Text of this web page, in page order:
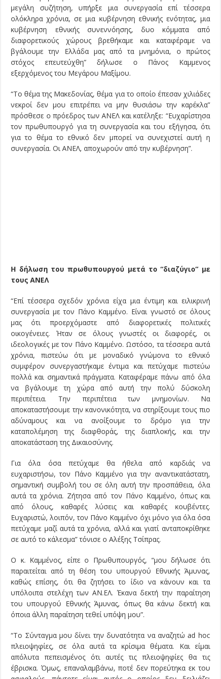
μεγάλη συζήτηση, υπήρξε μια συνεργασία επί τέσσερα
ολόκληρα χρόνια, σε μια κυβέρνηση εθνικής ενότητας, μια
κυβέρνηση εθνικής συνεννόησης, δυο κόμματα από
διαφορετικούς χώρους βρεθήκαμε και καταφέραμε να
βγάλουμε την Ελλάδα μας από τα μνημόνια, ο πρώτος
στόχος επευτεύχθη” δήλωσε ο Πάνος Καμμενος
εξερχόμενος του Μεγάρου Μαξίμου.
“Το θέμα της Μακεδονίας, θέμα για το οποίο έπεσαν χιλιάδες
νεκροί δεν μου επιτρέπει να μην θυσιάσω την καρέκλα”
πρόσθεσε ο πρόεδρος των ΑΝΕΛ και κατέληξε: “Ευχαρίστησα
τον πρωθυπουργό για τη συνεργασία και του εξήγησα, ότι
για το θέμα το εθνικό δεν μπορεί να συνεχιστεί αυτή η
συνεργασία. Οι ΑΝΕΛ, αποχωρούν από την κυβέρνηση”.
Η δήλωση του πρωθυπουργού μετά το “διαζύγιο” με
τους ΑΝΕΛ
“Επί τέσσερα σχεδόν χρόνια είχα μια έντιμη και ειλικρινή
συνεργασία με τον Πάνο Καμμένο. Είναι γνωστό σε όλους
μας ότι προερχόμαστε από διαφορετικές πολιτικές
οικογένειες. Ήταν σε όλους γνωστές οι διαφορές, οι
ιδεολογικές με τον Πάνο Καμμένο. Ωστόσο, τα τέσσερα αυτά
χρόνια, πιστεύω ότι με μοναδικό γνώμονα το εθνικό
συμφέρον συνεργαστήκαμε έντιμα και πετύχαμε πιστεύω
πολλά και σημαντικά πράγματα. Καταφέραμε πάνω από όλα
να βγάλουμε τη χώρα από αυτή την πολύ δύσκολη
περιπέτεια. Την περιπέτεια των μνημονίων. Να
αποκαταστήσουμε την κανονικότητα, να στηρίξουμε τους πιο
αδύναμους και να ανοίξουμε το δρόμο για την
καταπολέμηση της διαφθοράς, της διαπλοκής, και την
αποκατάσταση της Δικαιοσύνης.
Για όλα όσα πετύχαμε θα ήθελα από καρδιάς να
ευχαριστήσω, τον Πάνο Καμμένο για την αναντικατάστατη,
σημαντική συμβολή του σε όλη αυτή την προσπάθεια, όλα
αυτά τα χρόνια. Ζήτησα από τον Πάνο Καμμένο, όπως και
από όλους, καθαρές λύσεις και καθαρές κουβέντες.
Ευχαριστώ, λοιπόν, τον Πάνο Καμμένο όχι μόνο για όλα όσα
πετύχαμε μαζί αυτά τα χρόνια, αλλά και γιατί ανταποκρίθηκε
σε αυτό το κάλεσμα” τόνισε ο Αλέξης Τσίπρας.
Ο κ. Καμμένος, είπε ο Πρωθυπουργός, “μου δήλωσε ότι
παραιτείται από τη θέση του υπουργού Εθνικής Άμυνας,
καθώς επίσης, ότι θα ζητήσει το ίδιο να κάνουν και τα
υπόλοιπα στελέχη των ΑΝ.ΕΛ. Έκανα δεκτή την παραίτηση
του υπουργού Εθνικής Άμυνας, όπως θα κάνω δεκτή και
όποια άλλη παραίτηση τεθεί υπόψη μου”.
“Το Σύνταγμα μου δίνει την δυνατότητα να αναζητώ ad hoc
πλειοψηφίες, σε όλα αυτά τα κρίσιμα θέματα. Και είμαι
απόλυτα πεπεισμένος ότι αυτές τις πλειοψηφίες θα τις
έβρισκα. Όμως, επαναλαμβάνω, ποτέ δεν πορεύτηκα εκ του